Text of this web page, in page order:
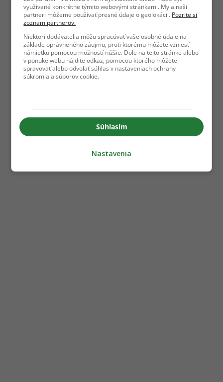
využívané konkrétne týmito webovými stránkami. My a naši
partneri môžeme používať presné údaje o geolokácii. Pozrite si
zoznam partnerov.
Niektorí dodávatelia môžu spracúvať vaše osobné údaje na
základe oprávneného záujmu, proti ktorému môžete vzniesť
námietku pomocou možností nižšie. Dole na tejto stránke alebo
v ponuke webu nájdite odkaz, pomocou ktorého môžete
spravovať alebo odvolať súhlas v nastaveniach ochrany
súkromia a súborov cookie.
Súhlasím
Nastavenia